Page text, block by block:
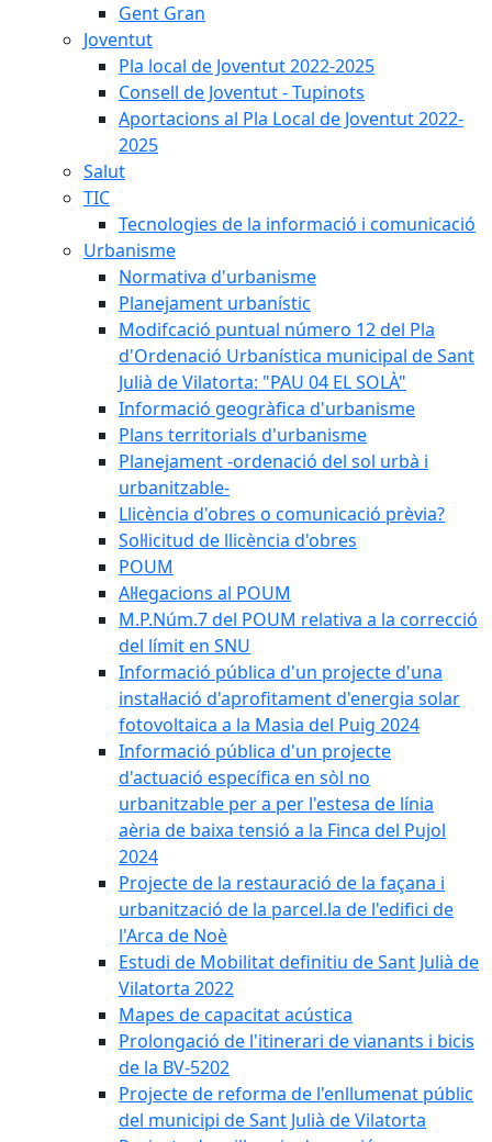
Gent Gran
Joventut
Pla local de Joventut 2022-2025
Consell de Joventut - Tupinots
Aportacions al Pla Local de Joventut 2022-
2025
Salut
TIC
Tecnologies de la informació i comunicació
Urbanisme
Normativa d'urbanisme
Planejament urbanístic
Modifcació puntual número 12 del Pla
d'Ordenació Urbanística municipal de Sant
Julià de Vilatorta: "PAU 04 EL SOLÀ"
Informació geogràfica d'urbanisme
Plans territorials d'urbanisme
Planejament -ordenació del sol urbà i
urbanitzable-
Llicència d'obres o comunicació prèvia?
Sol·licitud de llicència d'obres
POUM
Al·legacions al POUM
M.P.Núm.7 del POUM relativa a la correcció
del límit en SNU
Informació pública d'un projecte d'una
instal·lació d'aprofitament d'energia solar
fotovoltaica a la Masia del Puig 2024
Informació pública d'un projecte
d'actuació específica en sòl no
urbanitzable per a per l'estesa de línia
aèria de baixa tensió a la Finca del Pujol
2024
Projecte de la restauració de la façana i
urbanització de la parcel.la de l'edifici de
l'Arca de Noè
Estudi de Mobilitat definitiu de Sant Julià de
Vilatorta 2022
Mapes de capacitat acústica
Prolongació de l'itinerari de vianants i bicis
de la BV-5202
Projecte de reforma de l'enllumenat públic
del municipi de Sant Julià de Vilatorta